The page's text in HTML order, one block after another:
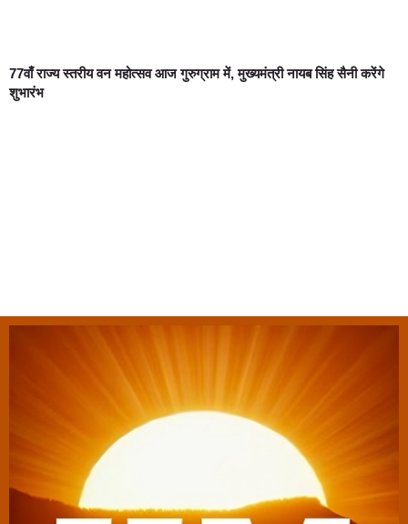
77वाँ राज्य स्तरीय वन महोत्सव आज गुरुग्राम में, मुख्यमंत्री नायब सिंह सैनी करेंगे
शुभारंभ